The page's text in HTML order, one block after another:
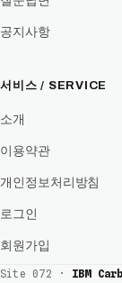
공지사항
서비스 / SERVICE
소개
이용약관
개인정보처리방침
로그인
회원가입
Site 072 · IBM